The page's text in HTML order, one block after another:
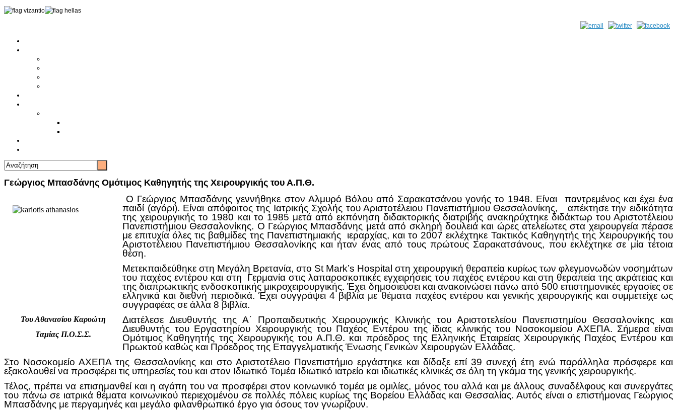
Γεώργιος Μπασδάνης Ομότιμος Καθηγητής της Χειρουργικής του Α.Π.Θ.
Του Αθανασίου Καρυώτη
Ταμίας Π.Ο.Σ.Σ.
O Γεώργιος Μπασδάνης γεννήθηκε στον Αλμυρό Βόλου από Σαρακατσάνου γονής το 1948. Είναι παντρεμένος και έχει ένα
παιδί (αγόρι). Είναι απόφοιτος της Ιατρικής Σχολής του Αριστοτέλειου Πανεπιστήμιου Θεσσαλονίκης, απέκτησε την ειδικότητα
της χειρουργικής το 1980 και το 1985 μετά από εκπόνηση διδακτορικής διατριβής ανακηρύχτηκε διδάκτωρ του Αριστοτέλειου
Πανεπιστήμιου Θεσσαλονίκης. Ο Γεώργιος Μπασδάνης μετά από σκληρή δουλειά και ώρες ατελείωτες στα χειρουργεία πέρασε
με επιτυχία όλες τις βαθμίδες της Πανεπιστημιακής ιεραρχίας, και το 2007 εκλέχτηκε Τακτικός Καθηγητής της Χειρουργικής του
Αριστοτέλειου Πανεπιστήμιου Θεσσαλονίκης και ήταν ένας από τους πρώτους Σαρακατσάνους, που εκλέχτηκε σε μία τέτοια
θέση.
Μετεκπαιδεύθηκε στη Μεγάλη Βρετανία, στο St Mark’s Ηospital στη χειρουργική θεραπεία κυρίως των φλεγμονωδών νοσημάτων
του παχέος εντέρου και στη Γερμανία στις λαπαροσκοπικές εγχειρήσεις του παχέος εντέρου και στη θεραπεία της ακράτειας και
της διαπρωκτικής ενδοσκοπικής μικροχειρουργικής. Έχει δημοσιεύσει και ανακοινώσει πάνω από 500 επιστημονικές εργασίες σε
ελληνικά και διεθνή περιοδικά. Έχει συγγράψει 4 βιβλία με θέματα παχέος εντέρου και γενικής χειρουργικής και συμμετείχε ως
συγγραφέας σε άλλα 8 βιβλία.
Διατέλεσε Διευθυντής της Α΄ Προπαιδευτικής Χειρουργικής Κλινικής του Αριστοτελείου Πανεπιστημίου Θεσσαλονίκης και
Διευθυντής του Εργαστηρίου Χειρουργικής του Παχέος Εντέρου της ίδιας κλινικής του Νοσοκομείου ΑΧΕΠΑ. Σήμερα είναι
Ομότιμος Καθηγητής της Χειρουργικής του Α.Π.Θ. και πρόεδρος της Ελληνικής Εταιρείας Χειρουργικής Παχέος Εντέρου και
Πρωκτού καθώς και Πρόεδρος της Επαγγελματικής Ένωσης Γενικών Χειρουργών Ελλάδας.
Στο Νοσοκομείο ΑΧΕΠΑ της Θεσσαλονίκης και στο Αριστοτέλειο Πανεπιστήμιο εργάστηκε και δίδαξε επί 39 συνεχή έτη ενώ παράλληλα πρόσφερε και
εξακολουθεί να προσφέρει τις υπηρεσίες του και στον Ιδιωτικό Τομέα Ιδιωτικό ιατρείο και ιδιωτικές κλινικές σε όλη τη γκάμα της γενικής χειρουργικής.
Τέλος, πρέπει να επισημανθεί και η αγάπη του να προσφέρει στον κοινωνικό τομέα με ομιλίες, μόνος του αλλά και με άλλους συναδέλφους και συνεργάτες
του πάνω σε ιατρικά θέματα κοινωνικού περιεχομένου σε πολλές πόλεις κυρίως της Βορείου Ελλάδας και Θεσσαλίας. Αυτός είναι ο επιστήμονας Γεώργιος
Μπασδάνης με περγαμηνές και μεγάλο φιλανθρωπικό έργο για όσους τον γνωρίζουν.